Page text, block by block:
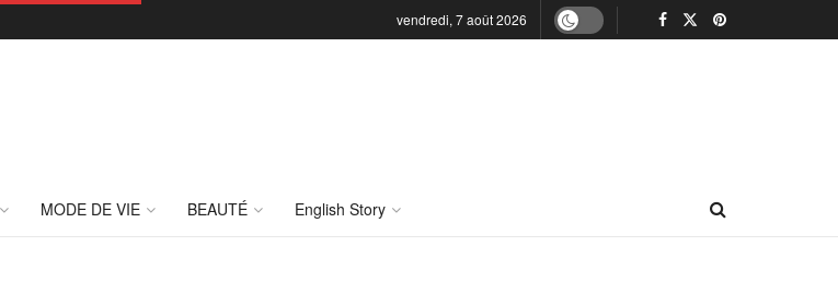
vendredi, 7 août 2026
MODE DE VIE BEAUTÉ English Story